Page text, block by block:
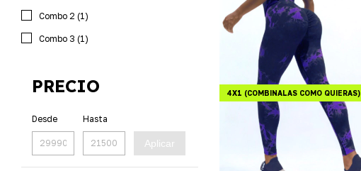
Combo 2 (1)
Combo 3 (1)
PRECIO
Desde Hasta
Aplicar
4X1 (COMBINALAS COMO QUIERAS)